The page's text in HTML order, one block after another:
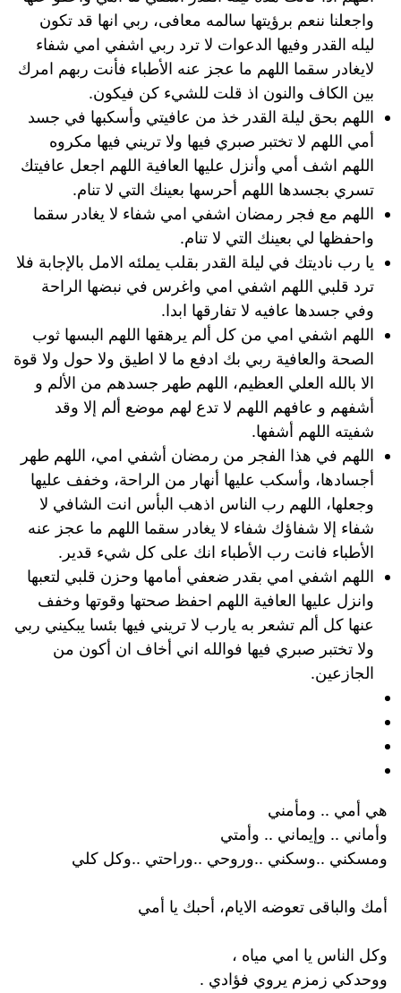
واجعلنا ننعم برؤيتها سالمه معافى، ربي انها قد تكون
ليله القدر وفيها الدعوات لا ترد ربي اشفي امي شفاء
لايغادر سقما اللهم ما عجز عنه الأطباء فأنت ربهم امرك
بين الكاف والنون اذ قلت للشيء كن فيكون.
اللهم بحق ليلة القدر خذ من عافيتي وأسكبها في جسد
أمي اللهم لا تختبر صبري فيها ولا تريني فيها مكروه
اللهم اشف أمي وأنزل عليها العافية اللهم اجعل عافيتك
تسري بجسدها اللهم أحرسها بعينك التي لا تنام.
اللهم مع فجر رمضان اشفي امي شفاء لا يغادر سقما
واحفظها لي بعينك التي لا تنام.
يا رب ناديتك في ليلة القدر بقلب يملئه الامل بالإجابة فلا
ترد قلبي اللهم اشفي امي واغرس في نبضها الراحة
وفي جسدها عافيه لا تفارقها ابدا.
اللهم اشفي امي من كل ألم يرهقها اللهم البسها ثوب
الصحة والعافية ربي بك ادفع ما لا اطيق ولا حول ولا قوة
الا بالله العلي العظيم، اللهم طهر جسدهم من الألم و
أشفهم و عافهم اللهم لا تدع لهم موضع ألم إلا وقد
شفيته اللهم أشفها.
اللهم في هذا الفجر من رمضان أشفي امي، اللهم طهر
أجسادها، وأسكب عليها أنهار من الراحة، وخفف عليها
وجعلها، اللهم رب الناس اذهب البأس انت الشافي لا
شفاء إلا شفاؤك شفاء لا يغادر سقما اللهم ما عجز عنه
الأطباء فانت رب الأطباء انك على كل شيء قدير.
اللهم اشفي امي بقدر ضعفي أمامها وحزن قلبي لتعبها
وانزل عليها العافية اللهم احفظ صحتها وقوتها وخفف
عنها كل ألم تشعر به يارب لا تريني فيها بئسا يبكيني ربي
ولا تختبر صبري فيها فوالله اني أخاف ان أكون من
الجازعين.
هي أمي .. ومأمني
وأماني .. وإيماني .. وأمتي
ومسكني ..وسكني ..وروحي ..وراحتي ..وكل كلي
أمك والباقى تعوضه الايام، أحبك يا أمي
وكل الناس يا امي مياه ،
ووحدكي زمزم يروي فؤادي .